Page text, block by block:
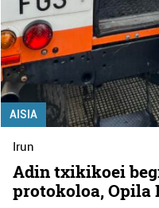
AISIA
Irun
Adin txikikoei
protokoloa, Opila